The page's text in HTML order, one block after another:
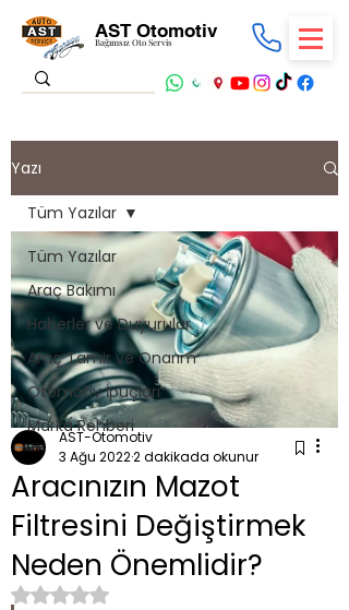
AST Otomotiv
Bağımsız Oto Servis
Yazı
Tüm Yazılar
Araç Bakımı
Haberler ve Duyurular
Araç Tamir ve Onarım
Otomotiv İpuçları
Marka Rehberi
Tüm Yazılar
Aracınızın Mazot
Filtresini Değiştirmek
Neden Önemlidir?
AST-Otomotiv
3 Ağu 20222 dakikada okunur
5 üzerinden NaN yıldız